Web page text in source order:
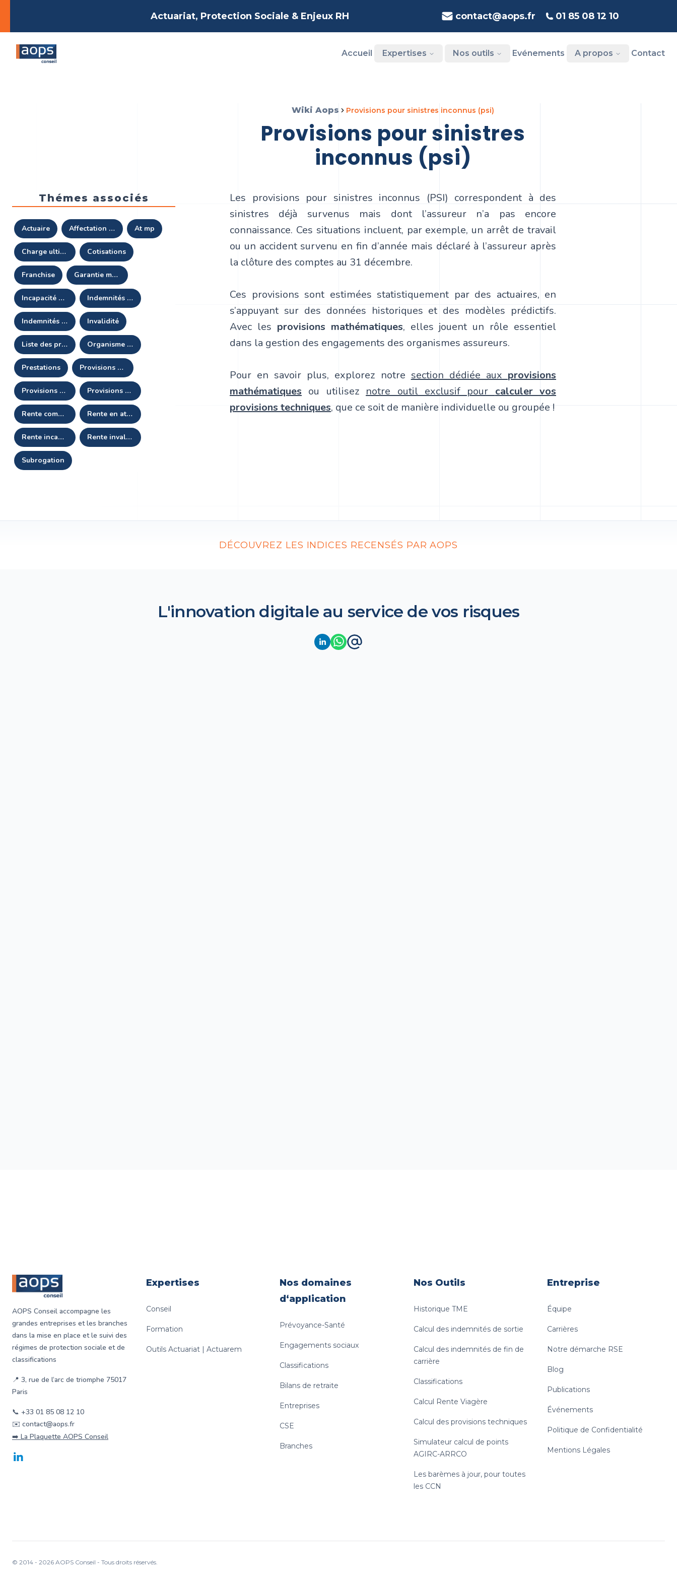
Actuariat, Protection Sociale & Enjeux RH contact@aops.fr 01 85 08 12 10
Accueil Expertises Nos outils Evénements A propos Contact
Wiki Aops provisions pour sinistres inconnus (psi)
provisions pour sinistres
inconnus (psi)
Thémes associés
actuaire affectation longue durée (ald) at mp
charge ultime cotisations
franchise garantie maintien de salaire
incapacité permanente professionnelle indemnités journalières complémentaires
indemnités journalières de sécurité sociale invalidité
liste des produits et prestations (lpp) organisme assureur
prestations provisions maintien garantie décès (pmgdc)
provisions mathématiques (pm) provisions pour sinistres à payer (psap)
rente complémentaire d'invalidité rente en attente
rente incapacité rente invalidité
subrogation
Les provisions pour sinistres inconnus (PSI) correspondent à des
sinistres déjà survenus mais dont l’assureur n’a pas encore
connaissance. Ces situations incluent, par exemple, un arrêt de travail
ou un accident survenu en fin d’année mais déclaré à l’assureur après
la clôture des comptes au 31 décembre.
Ces provisions sont estimées statistiquement par des actuaires, en
s’appuyant sur des données historiques et des modèles prédictifs.
Avec les provisions mathématiques, elles jouent un rôle essentiel
dans la gestion des engagements des organismes assureurs.
Pour en savoir plus, explorez notre section dédiée aux provisions
mathématiques ou utilisez notre outil exclusif pour calculer vos
provisions techniques, que ce soit de manière individuelle ou groupée !
DÉCOUVREZ LES INDICES RECENSÉS PAR AOPS
L'innovation digitale au service de vos risques
AOPS Conseil accompagne les
grandes entreprises et les branches
dans la mise en place et le suivi des
régimes de protection sociale et de
classifications
📍 3, rue de l‘arc de triomphe 75017
Paris
📞 +33 01 85 08 12 10
✉️ contact@aops.fr
➡️ La Plaquette AOPS Conseil
LinkedIn
Expertises
Conseil
Formation
Outils Actuariat | Actuarem
Nos domaines
d‘application
Prévoyance-Santé
Engagements sociaux
Classifications
Bilans de retraite
Entreprises
CSE
Branches
Nos Outils
Historique TME
Calcul des indemnités de sortie
Calcul des indemnités de fin de
carrière
Classifications
Calcul Rente Viagère
Calcul des provisions techniques
Simulateur calcul de points
AGIRC-ARRCO
Les barèmes à jour, pour toutes
les CCN
Entreprise
Équipe
Carrières
Notre démarche RSE
Blog
Publications
Événements
Politique de Confidentialité
Mentions Légales
© 2014 - 2026 AOPS Conseil - Tous droits réservés.